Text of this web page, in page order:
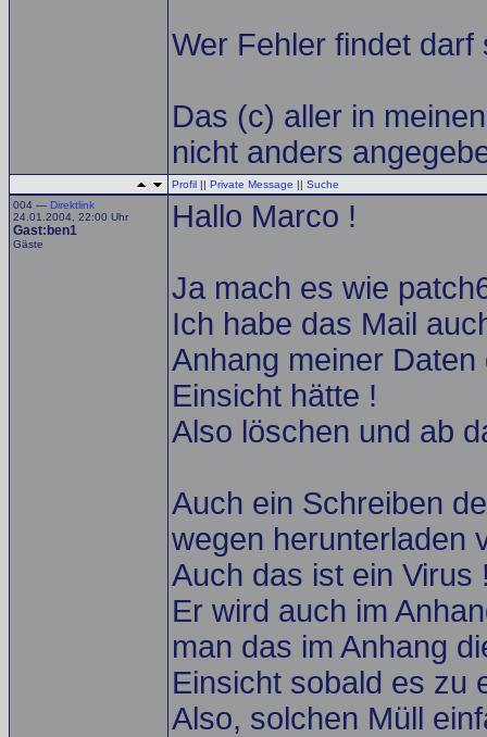
Wer Fehler findet darf
Das (c) aller in
nicht anders
Profil || Private Message || Suche
004 — Direktlink
24.01.2004, 22:00 Uhr
Gast:ben1
Gäste
Hallo Marco !
Ja mach es wie
Ich habe das Mail
Anhang meiner
Einsicht hätte !
Also löschen und ab
Auch ein Schreiben
wegen herunterladen
Auch das ist ein Virus
Er wird auch im
man das im Anhang
Einsicht sobald es zu
Also, solchen Müll